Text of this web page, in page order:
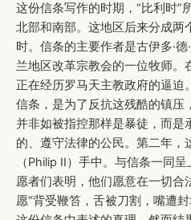
这份信条写作的时期，“比利时”
北部和南部。这地区后来分成两
时。信条的主要作者是古伊多·
兰地区改革宗教会的一位牧师。
正在经历罗马天主教政府的逼迫
信条，是为了反抗这残酷的镇压
并非如被指控那样是暴徒，而是
的、遵守法律的公民。第二年，
（Philip II）手中。与信条一同
愿者们表明，他们愿意在一切合
愿“背受鞭笞，舌被刀割，嘴遭